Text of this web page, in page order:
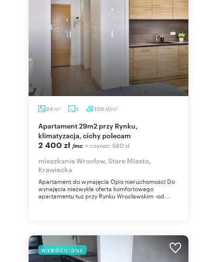
24 m2 1 100zł/m2
Apartament 29m2 przy Rynku,
klimatyzacja, cichy polecam
2 400 zł /mc + czynsz: 580 zł
mieszkanie Wrocław, Stare Miasto,
Krawiecka
Apartament do wynajęcia Opis nieruchomości Do
wynajęcia niezwykła oferta komfortowego
apartamentu tuz przy Rynku Wrocławskim -od...
WYRÓŻNIONE